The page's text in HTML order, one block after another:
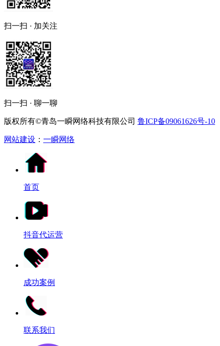
扫一扫 · 加关注
扫一扫 · 聊一聊
版权所有©青岛一瞬网络科技有限公司 鲁ICP备09061626号-10
网站建设 ： 一瞬网络
首页
抖音代运营
成功案例
联系我们